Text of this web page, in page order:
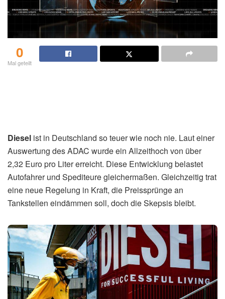
0
Mal geteilt
Diesel ist in Deutschland so teuer wie noch nie. Laut einer
Auswertung des ADAC wurde ein Allzeithoch von über
2,32 Euro pro Liter erreicht. Diese Entwicklung belastet
Autofahrer und Spediteure gleichermaßen. Gleichzeitig trat
eine neue Regelung in Kraft, die Preissprünge an
Tankstellen eindämmen soll, doch die Skepsis bleibt.